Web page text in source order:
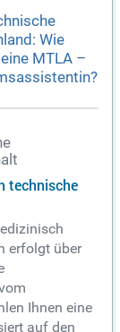
Wie
MTLA –
technische
erfolgt über
Ihnen eine
auf den